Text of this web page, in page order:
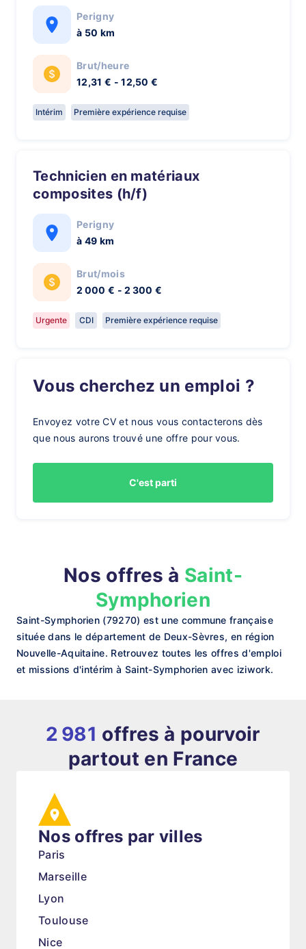
Perigny
à 50 km
Brut/heure
12,31 € - 12,50 €
Intérim Première expérience requise
Technicien en matériaux
composites (h/f)
Perigny
à 49 km
Brut/mois
2 000 € - 2 300 €
Urgente CDI Première expérience requise
Vous cherchez un emploi ?
Envoyez votre CV et nous vous contacterons dès
que nous aurons trouvé une offre pour vous.
C'est parti
Nos offres à Saint-
Symphorien
Saint-Symphorien (79270) est une commune française
située dans le département de Deux-Sèvres, en région
Nouvelle-Aquitaine. Retrouvez toutes les offres d'emploi
et missions d'intérim à Saint-Symphorien avec iziwork.
2 981 offres à pourvoir
partout en France
Nos offres par villes
Paris
Marseille
Lyon
Toulouse
Nice